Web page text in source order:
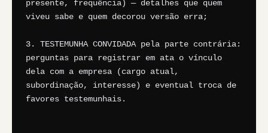
presente, frequência) — detalhes que quem
viveu sabe e quem decorou versão erra;
3. TESTEMUNHA CONVIDADA pela parte contrária:
perguntas para registrar em ata o vínculo
dela com a empresa (cargo atual,
subordinação, interesse) e eventual troca de
favores testemunhais.